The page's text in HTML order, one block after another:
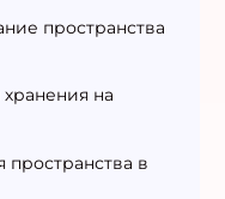
пространства
на
пространства в